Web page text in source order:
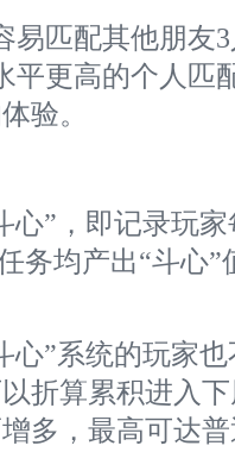
易匹配其他朋友
平更高的个人匹
验。
心”，即记录玩
务均产出“斗心
心”系统的玩家
折算累积进入
多，最高可达